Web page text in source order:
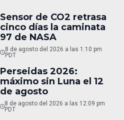
Sensor de CO2 retrasa
cinco días la caminata
97 de NASA
8 de agosto del 2026 a las 1:10 pm
PDT
Perseidas 2026:
máximo sin Luna el 12
de agosto
8 de agosto del 2026 a las 12:09 pm
PDT